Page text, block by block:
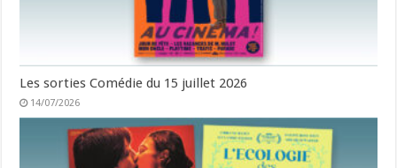
Les sorties Comédie du 15 juillet 2026
14/07/2026